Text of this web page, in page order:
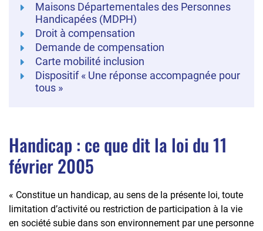
Maisons Départementales des Personnes
Handicapées (MDPH)
Droit à compensation
Demande de compensation
Carte mobilité inclusion
Dispositif « Une réponse accompagnée pour
tous »
Handicap : ce que dit la loi du 11
février 2005
« Constitue un handicap, au sens de la présente loi, toute
limitation d’activité ou restriction de participation à la vie
en société subie dans son environnement par une personne